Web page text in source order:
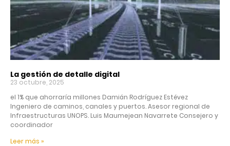
La gestión de detalle digital
23 octubre, 2025
el 1% que ahorraría millones Damián Rodríguez Estévez
Ingeniero de caminos, canales y puertos. Asesor regional de
Infraestructuras UNOPS. Luis Maumejean Navarrete Consejero y
coordinador
Leer más »